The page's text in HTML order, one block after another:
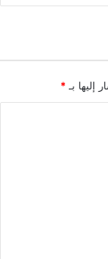
إليها بـ *